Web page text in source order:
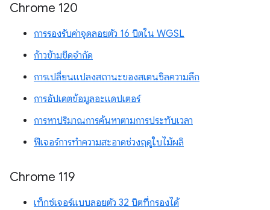
Chrome 120
การรองรับค่าจุดลอยตัว 16 บิตใน WGSL
ก้าวข้ามขีดจำกัด
การเปลี่ยนแปลงสถานะของสเตนซิลความลึก
การอัปเดตข้อมูลอะแดปเตอร์
การหาปริมาณการค้นหาตามการประทับเวลา
ฟีเจอร์การทำความสะอาดช่วงฤดูใบไม้ผลิ
Chrome 119
เท็กซ์เจอร์แบบลอยตัว 32 บิตที่กรองได้